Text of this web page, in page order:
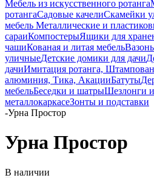
Мебель из искусственного ротанга
ротангаСадовые качелиСкамейки
мебель Металлические и
сараиКомпостерыЯщики для
чашиКованая и литая мебель
уличныеДетские домики для дачи
дачиИмитация ротанга,
алюминия, Тика, АкацииБатуты
мебельБеседки и шатрыШезлонги
металлокаркасеЗонты и подставки
-Урна Простор
Урна Простор
В наличии